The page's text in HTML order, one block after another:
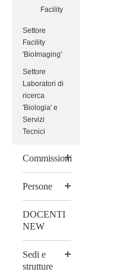
Facility
Settore
Facility
'BioImaging'
Settore
Laboratori di
ricerca
'Biologia' e
Servizi
Tecnici
Commissioni
Persone
DOCENTI
NEW
Sedi e
strutture